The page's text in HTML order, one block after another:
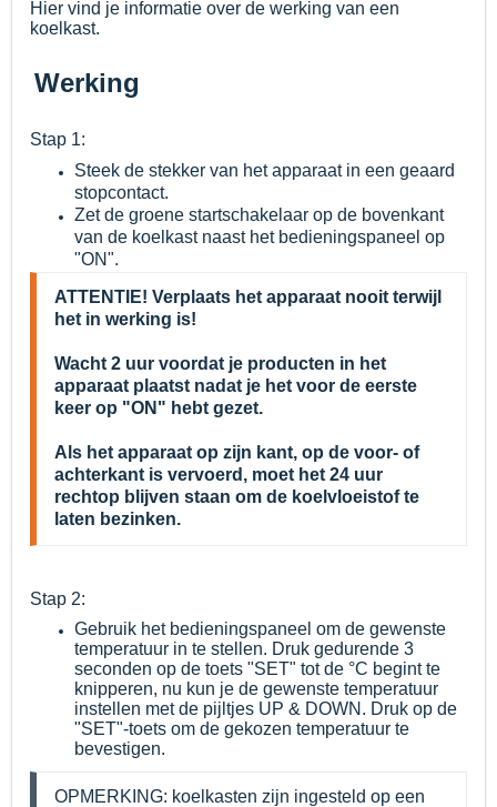
Hier vind je informatie over de werking van een
koelkast.
Werking
Stap 1:
Steek de stekker van het apparaat in een geaard
stopcontact.
Zet de groene startschakelaar op de bovenkant
van de koelkast naast het bedieningspaneel op
"ON".
ATTENTIE! Verplaats het apparaat nooit terwijl
het in werking is!
Wacht 2 uur voordat je producten in het
apparaat plaatst nadat je het voor de eerste
keer op "ON" hebt gezet.
Als het apparaat op zijn kant, op de voor- of
achterkant is vervoerd, moet het 24 uur
rechtop blijven staan om de koelvloeistof te
laten bezinken.
Stap 2:
Gebruik het bedieningspaneel om de gewenste
temperatuur in te stellen. Druk gedurende 3
seconden op de toets "SET" tot de °C begint te
knipperen, nu kun je de gewenste temperatuur
instellen met de pijltjes UP & DOWN. Druk op de
"SET"-toets om de gekozen temperatuur te
bevestigen.
OPMERKING: koelkasten zijn ingesteld op een